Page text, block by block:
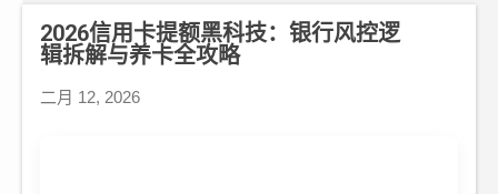
2026信用卡提额黑科技：银行风控逻
辑拆解与养卡全攻略
二月 12, 2026